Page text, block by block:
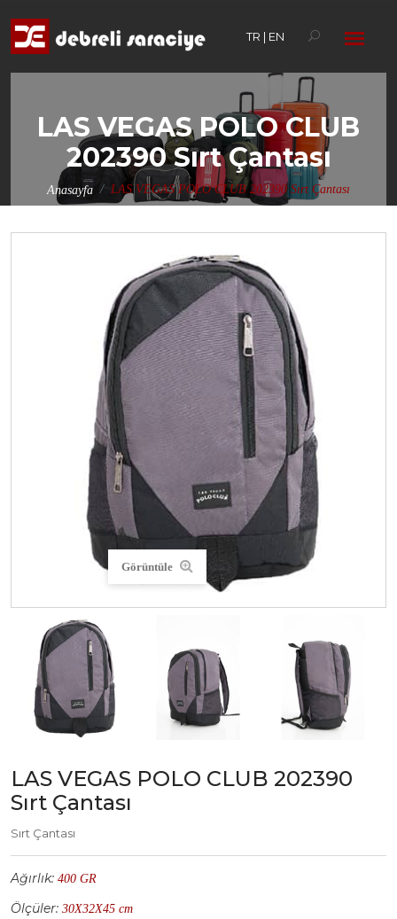
TR | EN
LAS VEGAS POLO CLUB
202390 Sırt Çantası
Anasayfa LAS VEGAS POLO CLUB 202390 Sırt Çantası
Görüntüle
LAS VEGAS POLO CLUB 202390
Sırt Çantası
Sırt Çantası
Ağırlık: 400 GR
Ölçüler: 30X32X45 cm